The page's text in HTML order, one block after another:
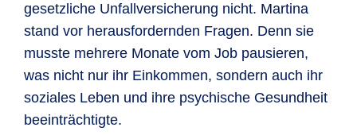
gesetzliche Unfallversicherung nicht. Martina
stand vor herausfordernden Fragen. Denn sie
musste mehrere Monate vom Job pausieren,
was nicht nur ihr Einkommen, sondern auch ihr
soziales Leben und ihre psychische Gesundheit
beeinträchtigte.